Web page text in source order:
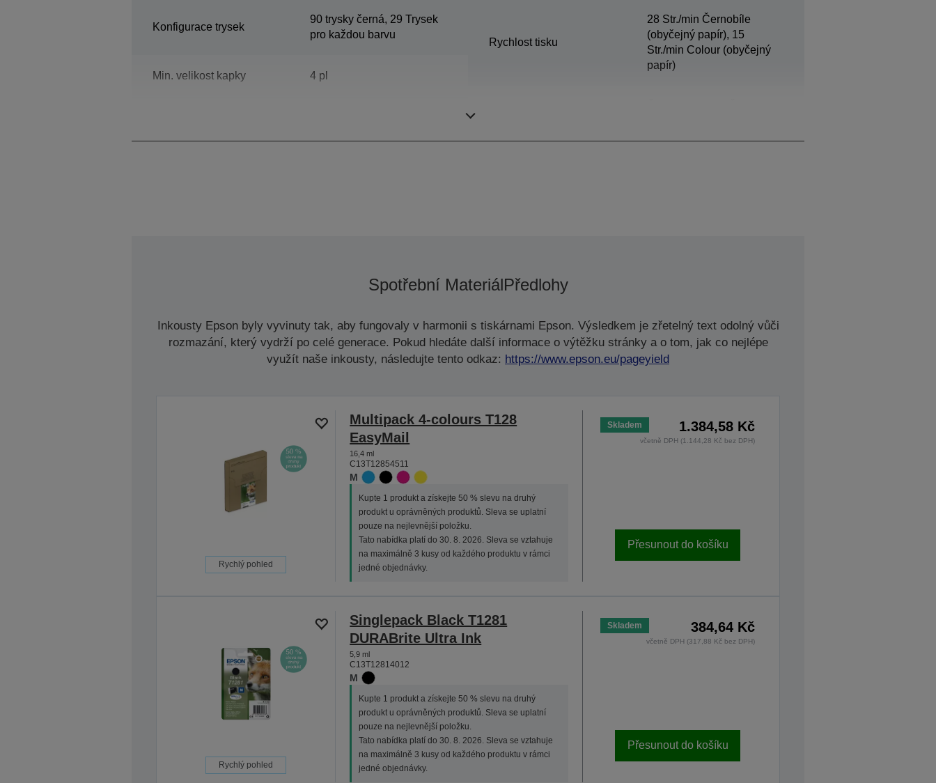
Konfigurace trysek
90 trysky černá, 29 Trysek
pro každou barvu
Min. velikost kapky 4 pl
Rychlost tisku
28 Str./min Černobíle
(obyčejný papír), 15
Str./min Colour (obyčejný
papír)
Spotřební MateriálPředlohy
Inkousty Epson byly vyvinuty tak, aby fungovaly v harmonii s tiskárnami Epson. Výsledkem je zřetelný text odolný vůči
rozmazání, který vydrží po celé generace. Pokud hledáte další informace o výtěžku stránky a o tom, jak co nejlépe
využít naše inkousty, následujte tento odkaz: https://www.epson.eu/pageyield
Rychlý pohled
Multipack 4-colours T128
EasyMail
16,4 ml
C13T12854511
M
Kupte 1 produkt a získejte 50 % slevu na druhý
produkt u oprávněných produktů. Sleva se uplatní
pouze na nejlevnější položku.
Tato nabídka platí do 30. 8. 2026. Sleva se vztahuje
na maximálně 3 kusy od každého produktu v rámci
jedné objednávky.
Skladem 1.384,58 Kč
včetně DPH (1.144,28 Kč bez DPH)
Přesunout do košíku
Rychlý pohled
Singlepack Black T1281
DURABrite Ultra Ink
5,9 ml
C13T12814012
M
Kupte 1 produkt a získejte 50 % slevu na druhý
produkt u oprávněných produktů. Sleva se uplatní
pouze na nejlevnější položku.
Tato nabídka platí do 30. 8. 2026. Sleva se vztahuje
na maximálně 3 kusy od každého produktu v rámci
jedné objednávky.
Skladem 384,64 Kč
včetně DPH (317,88 Kč bez DPH)
Přesunout do košíku